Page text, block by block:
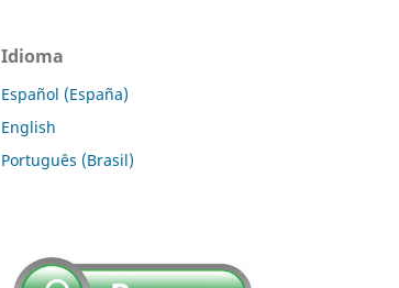
Idioma
Español (España)
English
Português (Brasil)